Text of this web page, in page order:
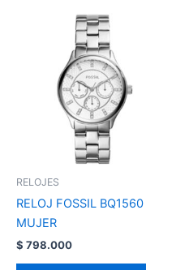
RELOJES
RELOJ FOSSIL BQ1560
MUJER
$ 798.000